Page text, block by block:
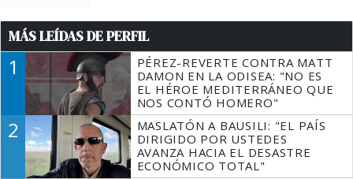
MÁS LEÍDAS DE PERFIL
1
PÉREZ-REVERTE CONTRA MATT
DAMON EN LA ODISEA: "NO ES
EL HÉROE MEDITERRÁNEO QUE
NOS CONTÓ HOMERO"
2
MASLATÓN A BAUSILI: "EL PAÍS
DIRIGIDO POR USTEDES
AVANZA HACIA EL DESASTRE
ECONÓMICO TOTAL"